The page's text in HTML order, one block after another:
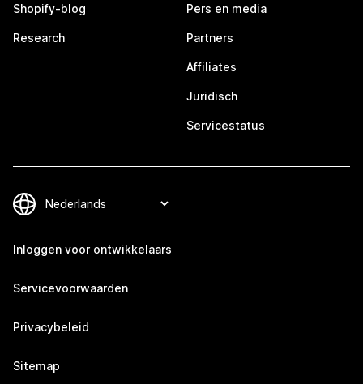
Shopify-blog
Research
Pers en media
Partners
Affiliates
Juridisch
Servicestatus
Inloggen voor ontwikkelaars
Servicevoorwaarden
Privacybeleid
Sitemap